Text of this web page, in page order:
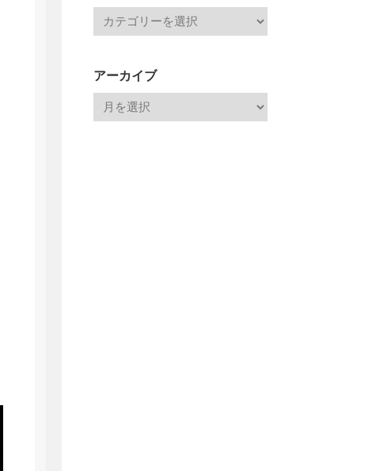
アーカイブ